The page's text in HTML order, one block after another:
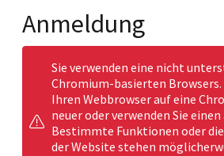
Anmeldung
Sie verwenden eine nicht
Chromium-basierten
Ihren Webbrowser auf eine
neuer oder verwenden Sie
Bestimmte Funktionen oder
der Website stehen